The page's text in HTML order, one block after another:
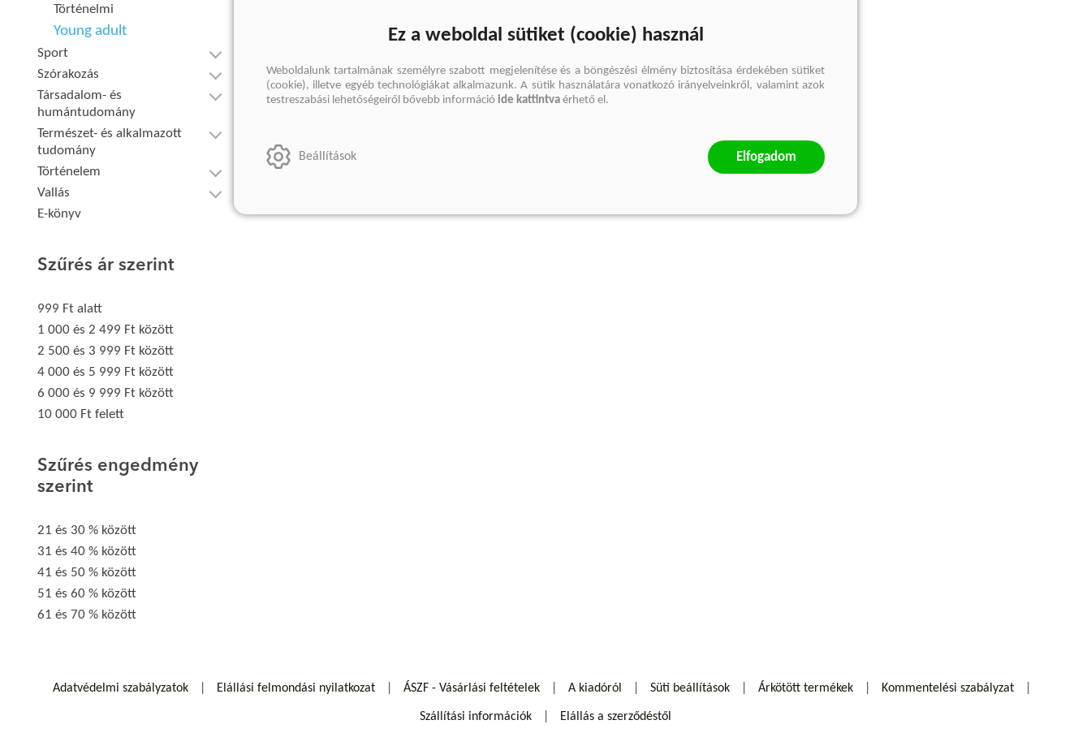
Történelmi
Young adult
Sport
Szórakozás
Társadalom- és
humántudomány
Természet- és alkalmazott
tudomány
Történelem
Vallás
E-könyv
Szűrés ár szerint
999 Ft alatt
1 000 és 2 499 Ft között
2 500 és 3 999 Ft között
4 000 és 5 999 Ft között
6 000 és 9 999 Ft között
10 000 Ft felett
Szűrés engedmény
szerint
21 és 30 % között
31 és 40 % között
41 és 50 % között
51 és 60 % között
61 és 70 % között
Adatvédelmi szabályzatok Elállási felmondási nyilatkozat ÁSZF - Vásárlási feltételek A kiadóról Süti beállítások Árkötött termékek Kommentelési szabályzat
Szállítási információk Elállás a szerződéstől
Ez a weboldal sütiket (cookie) használ
Weboldalunk tartalmának személyre szabott megjelenítése és a böngészési élmény biztosítása érdekében sütiket
(cookie), illetve egyéb technológiákat alkalmazunk. A sütik használatára vonatkozó irányelveinkről, valamint azok
testreszabási lehetőségeiről bővebb információ ide kattintva érhető el.
Beállítások Elfogadom